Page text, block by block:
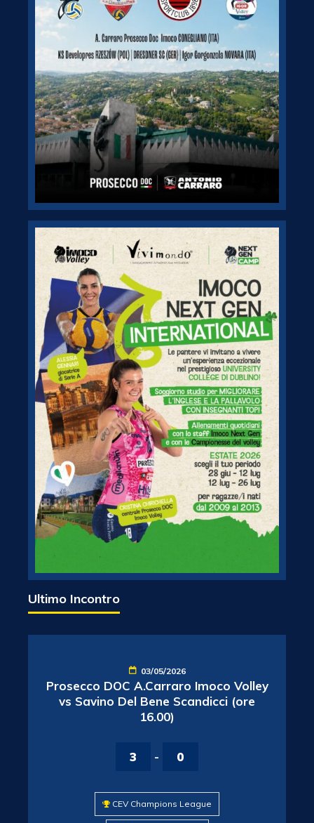
Ultimo Incontro
03/05/2026
Prosecco DOC A.Carraro Imoco Volley
vs Savino Del Bene Scandicci (ore
16.00)
3 - 0
CEV Champions League